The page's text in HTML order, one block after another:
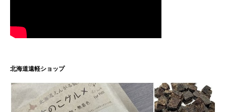
北海道遠軽ショップ